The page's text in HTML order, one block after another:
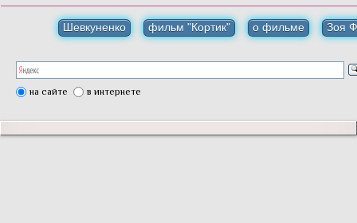
Шевкуненко фильм "Кортик" о фильме Зоя
на сайте в интернете